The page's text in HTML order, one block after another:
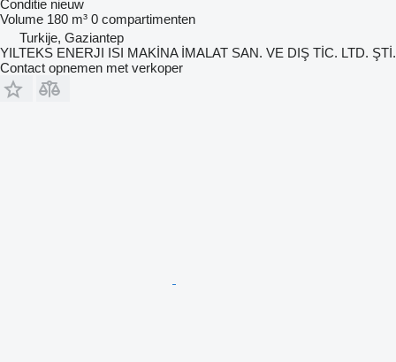
Conditie nieuw
Volume 180 m³ 0 compartimenten
Turkije, Gaziantep
YILTEKS ENERJI ISI MAKİNA İMALAT SAN. VE DIŞ TİC. LTD. ŞTİ.
Contact opnemen met verkoper